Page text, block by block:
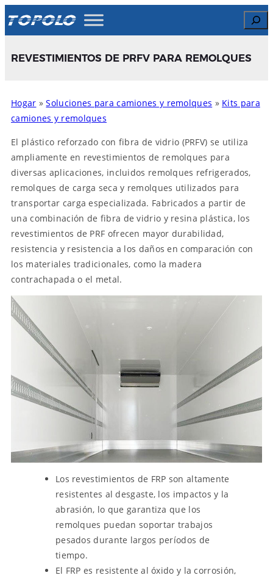
to
Search
REVESTIMIENTOS DE PRFV PARA REMOLQUES
Hogar »Soluciones para camiones y remolques » Kits para
camiones y remolques
El plástico reforzado con fibra de vidrio (PRFV) se utiliza
ampliamente en revestimientos de remolques para
diversas aplicaciones, incluidos remolques refrigerados,
remolques de carga seca y remolques utilizados para
transportar carga especializada. Fabricados a partir de
una combinación de fibra de vidrio y resina plástica, los
revestimientos de PRF ofrecen mayor durabilidad,
resistencia y resistencia a los daños en comparación con
los materiales tradicionales, como la madera
contrachapada o el metal.
Los revestimientos de FRP son altamente
resistentes al desgaste, los impactos y la
abrasión, lo que garantiza que los
remolques puedan soportar trabajos
pesados ​​durante largos períodos de
tiempo.
El FRP es resistente al óxido y la corrosión,